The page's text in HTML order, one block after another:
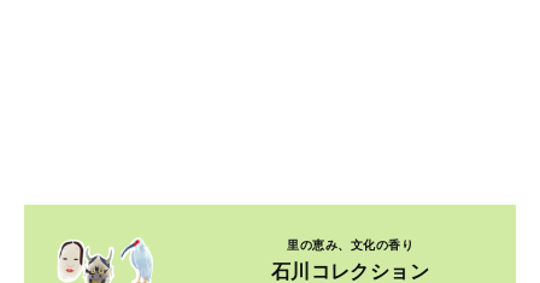
里の恵み、文化の香り
石川コレクション